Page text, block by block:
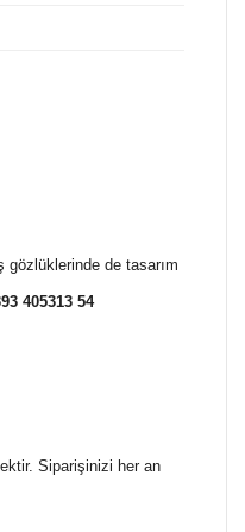
de tasarım
405313 54
Siparişinizi her an